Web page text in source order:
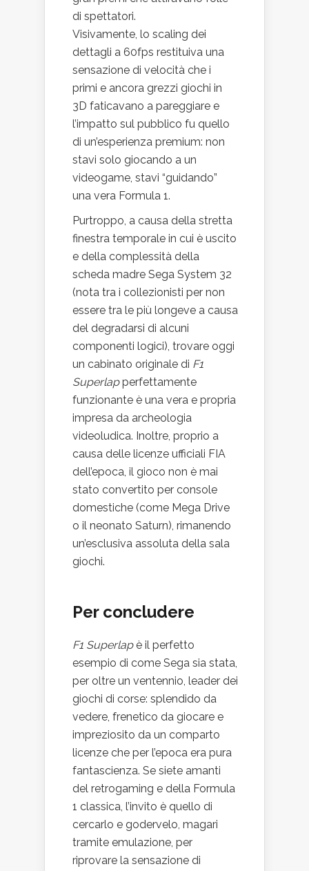
di spettatori.
Visivamente, lo scaling dei
dettagli a 60fps restituiva una
sensazione di velocità che i
primi e ancora grezzi giochi in
3D faticavano a pareggiare e
l’impatto sul pubblico fu quello
di un’esperienza premium: non
stavi solo giocando a un
videogame, stavi “guidando”
una vera Formula 1.
Purtroppo, a causa della stretta
finestra temporale in cui è uscito
e della complessità della
scheda madre Sega System 32
(nota tra i collezionisti per non
essere tra le più longeve a causa
del degradarsi di alcuni
componenti logici), trovare oggi
un cabinato originale di F1
Superlapperfettamente
funzionante è una vera e propria
impresa da archeologia
videoludica. Inoltre, proprio a
causa delle licenze ufficiali FIA
dell’epoca, il gioco non è mai
stato convertito per console
domestiche (come Mega Drive
o il neonato Saturn), rimanendo
un’esclusiva assoluta della sala
giochi.
Per concludere
F1 Superlapè il perfetto
esempio di come Sega sia stata,
per oltre un ventennio, leader dei
giochi di corse: splendido da
vedere, frenetico da giocare e
impreziosito da un comparto
licenze che per l’epoca era pura
fantascienza. Se siete amanti
del retrogaming e della Formula
1 classica, l’invito è quello di
cercarlo e godervelo, magari
tramite emulazione, per
riprovare la sensazione di